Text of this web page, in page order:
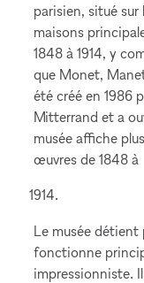
parisien, situé sur
maisons
1848 à 1914, y
que Monet,
été créé en 1986
Mitterrand et a
musée affiche
œuvres de 1848 à
Le musée
fonctionne
impressionniste.